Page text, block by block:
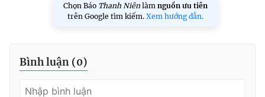
Chọn Báo Thanh Niên làm nguồn ưu tiên
trên Google tìm kiếm. Xem hướng dẫn.
Bình luận (0)